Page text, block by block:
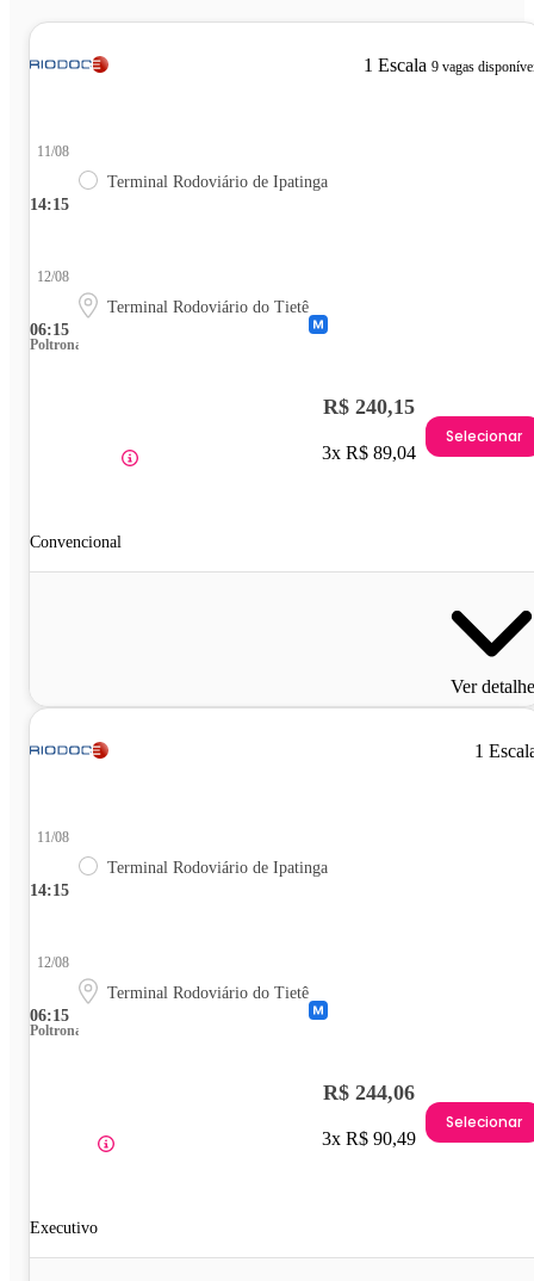
1 Escala 9 vagas
14:15
11/08
Terminal Rodoviário de Ipatinga
06:15
12/08
Terminal Rodoviário do Tietê
Poltrona
Convencional
R$ 240,15
3x R$ 89,04
Selecionar
Ver
1
14:15
11/08
Terminal Rodoviário de Ipatinga
06:15
12/08
Terminal Rodoviário do Tietê
Poltrona
Executivo
R$ 244,06
3x R$ 90,49
Selecionar